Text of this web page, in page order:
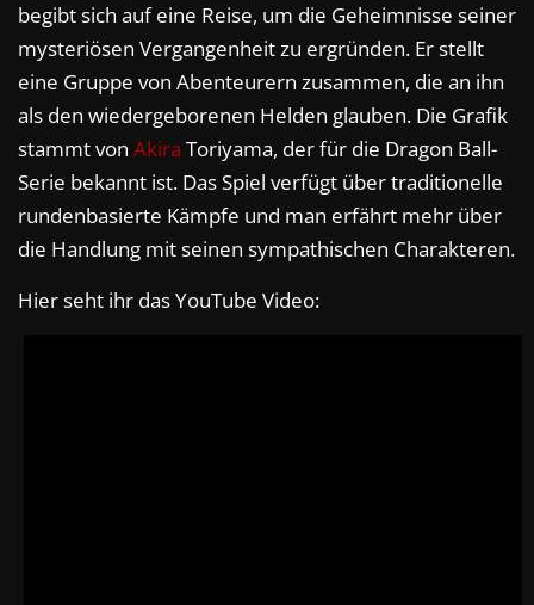
begibt sich auf eine Reise, um die Geheimnisse seiner
mysteriösen Vergangenheit zu ergründen. Er stellt
eine Gruppe von Abenteurern zusammen, die an ihn
als den wiedergeborenen Helden glauben. Die Grafik
stammt von Akira Toriyama, der für die Dragon Ball-
Serie bekannt ist. Das Spiel verfügt über traditionelle
rundenbasierte Kämpfe und man erfährt mehr über
die Handlung mit seinen sympathischen Charakteren.
Hier seht ihr das YouTube Video: